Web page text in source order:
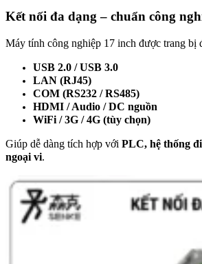
Kết nối đa dạng – chuẩn công
Máy tính công nghiệp 17 inch được trang bị
USB 2.0 / USB 3.0
LAN (RJ45)
COM (RS232 / RS485)
HDMI / Audio / DC nguồn
WiFi / 3G / 4G (tùy chọn)
Giúp dễ dàng tích hợp với PLC, hệ thống
ngoại vi.